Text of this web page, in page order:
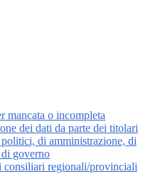
mancata o incompleta
dei dati da parte dei titolari
di amministrazione, di
governo
consiliari regionali/provinciali